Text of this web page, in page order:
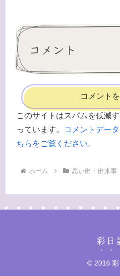
コメント
コメント
このサイトはスパムを低減
っています。
コメントデー
ちらをご覧ください。
ホーム 思い出・出来事
彩日
© 2016 彩